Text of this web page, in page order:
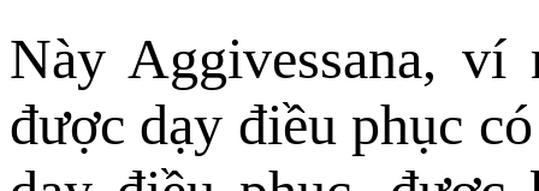
Này Aggivessana,
được dạy điều phục